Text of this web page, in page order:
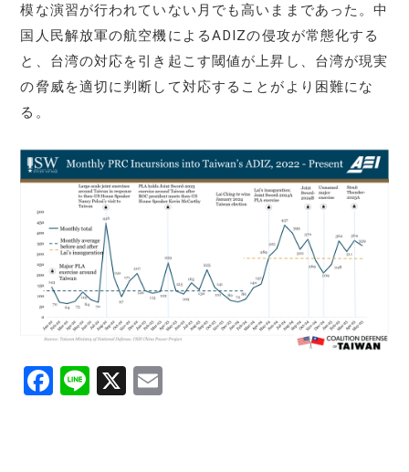
模な演習が行われていない月でも高いままであった。中
国人民解放軍の航空機によるADIZの侵攻が常態化する
と、台湾の対応を引き起こす閾値が上昇し、台湾が現実
の脅威を適切に判断して対応することがより困難にな
る。
F
Li X